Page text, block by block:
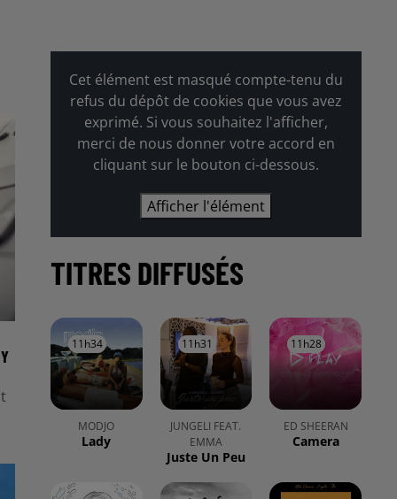
Cet élément est masqué compte-tenu du
refus du dépôt de cookies que vous avez
exprimé. Si vous souhaitez l'afficher,
merci de nous donner votre accord en
cliquant sur le bouton ci-dessous.
Afficher l'élément
TITRES DIFFUSÉS
11h34
11h34
MODJO
Lady
11h31
11h31
JUNGELI FEAT.
EMMA
Juste Un Peu
11h28
11h28
ED SHEERAN
Camera